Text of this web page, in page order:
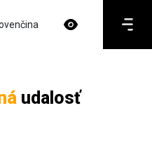
udalosť